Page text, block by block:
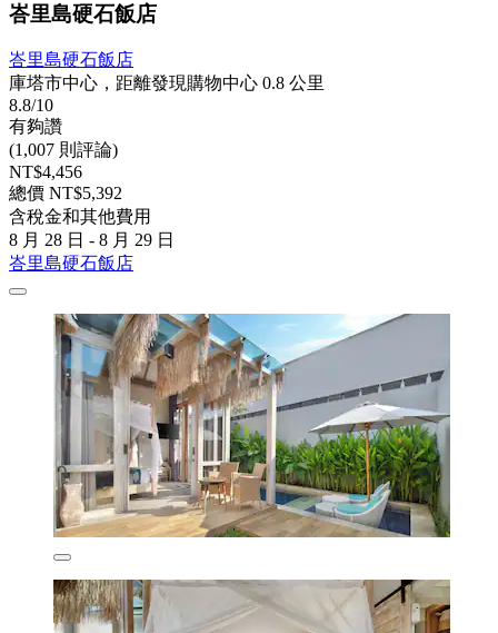
峇里島硬石飯店
峇里島硬石飯店
庫塔市中心，距離發現購物中心 0.8 公里
8.8/10
有夠讚
(1,007 則評論)
NT$4,456
總價 NT$5,392
含稅金和其他費用
8 月 28 日 - 8 月 29 日
峇里島硬石飯店